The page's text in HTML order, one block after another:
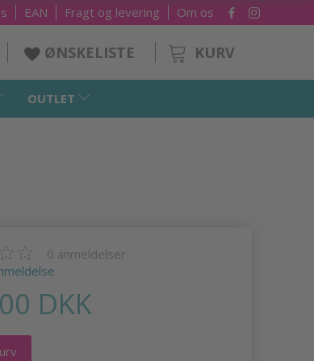
Om os
Fragt og levering
EAN
KURV
ØNSKELISTE
OUTLET
0 anmeldelser
DKK